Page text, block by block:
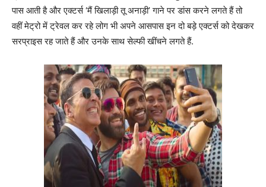
पास आती है और एक्टर्स ‘मैं खिलाड़ी तू अनाड़ी’ गाने पर डांस करने लगते हैं तो
वहीं मेट्रो में ट्रेवल कर रहे लोग भी अपने आसपास इन दो बड़े एक्टर्स को देखकर
सरप्राइस रह जाते हैं और उनके साथ सेल्फी खींचने लगते हैं.